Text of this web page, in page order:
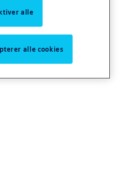
alle
alle cookies